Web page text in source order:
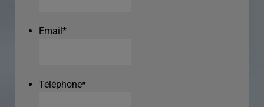
Email*
Téléphone*